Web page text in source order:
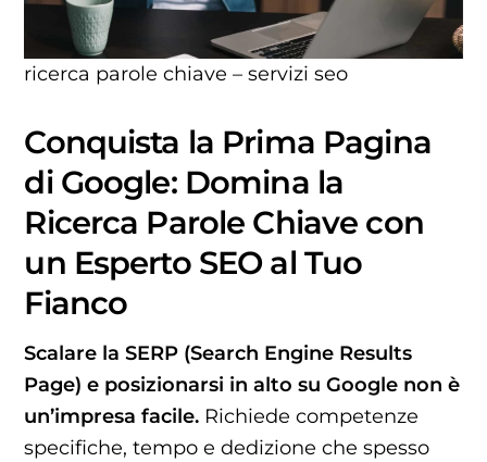
ricerca parole chiave – servizi seo
Conquista la Prima Pagina
di Google: Domina la
Ricerca Parole Chiave con
un Esperto SEO al Tuo
Fianco
Scalare la SERP (Search Engine Results
Page) e posizionarsi in alto su Google non è
un’impresa facile. Richiede competenze
specifiche, tempo e dedizione che spesso